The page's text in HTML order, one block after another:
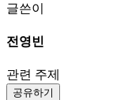
글쓴이
전영빈
관련 주제
공유하기